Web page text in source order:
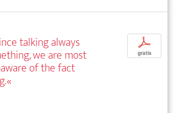
talking always
we are most
of the fact
p
gratis